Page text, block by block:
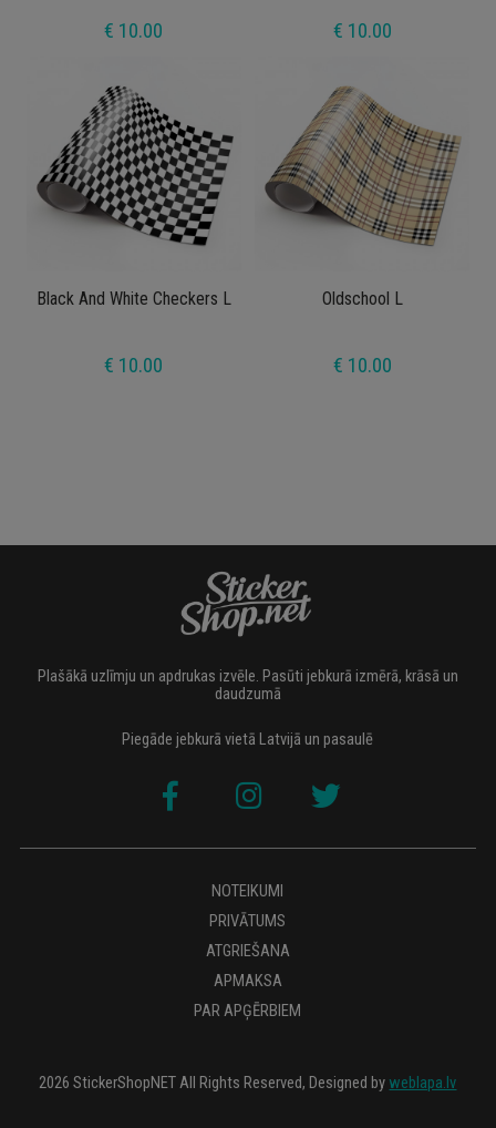
€ 10.00 € 10.00
Black And White Checkers L
€ 10.00
Oldschool L
€ 10.00
Plašākā uzlīmju un apdrukas izvēle. Pasūti jebkurā izmērā, krāsā un
daudzumā
Piegāde jebkurā vietā Latvijā un pasaulē
NOTEIKUMI
PRIVĀTUMS
ATGRIEŠANA
APMAKSA
PAR APĢĒRBIEM
2026 StickerShopNET All Rights Reserved, Designed by weblapa.lv